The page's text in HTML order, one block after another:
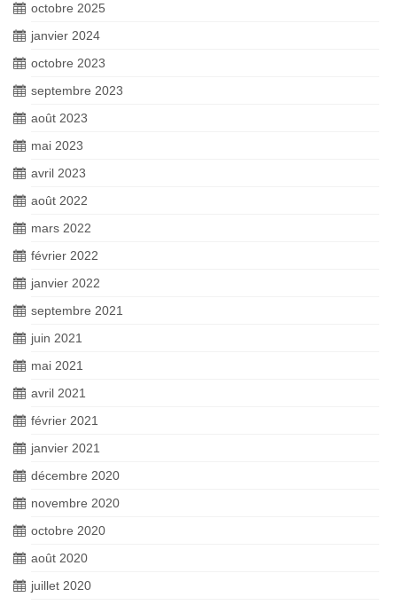
octobre 2025
janvier 2024
octobre 2023
septembre 2023
août 2023
mai 2023
avril 2023
août 2022
mars 2022
février 2022
janvier 2022
septembre 2021
juin 2021
mai 2021
avril 2021
février 2021
janvier 2021
décembre 2020
novembre 2020
octobre 2020
août 2020
juillet 2020